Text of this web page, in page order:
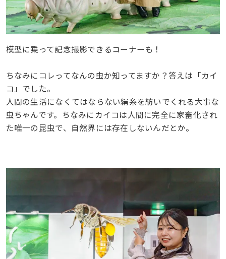
模型に乗って記念撮影できるコーナーも！
ちなみにコレってなんの虫か知ってますか？答えは「カイ
コ」でした。
人間の生活になくてはならない絹糸を紡いでくれる大事な
虫ちゃんです。ちなみにカイコは人間に完全に家畜化され
た唯一の昆虫で、自然界には存在しないんだとか。